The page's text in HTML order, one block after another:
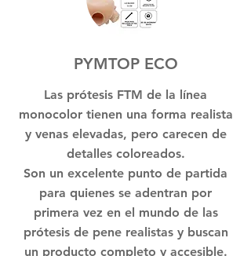
PYMTOP ECO
Las prótesis FTM de la línea
monocolor tienen una forma realista
y venas elevadas, pero carecen de
detalles coloreados.
Son un excelente punto de partida
para quienes se adentran por
primera vez en el mundo de las
prótesis de pene realistas y buscan
un producto completo y accesible.